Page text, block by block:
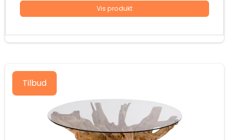
Vis produkt
Tilbud